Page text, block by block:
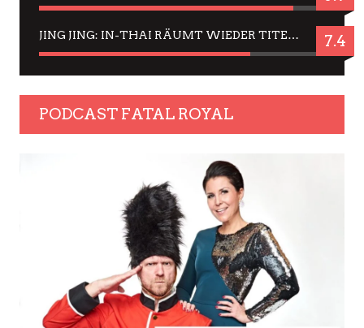
JING JING: IN-THAI RÄUMT WIEDER TITEL AB – EIN ZWEI-STUNDEN-ERLEBNISBERICHT 7.4
PODCAST FATAL ROYAL